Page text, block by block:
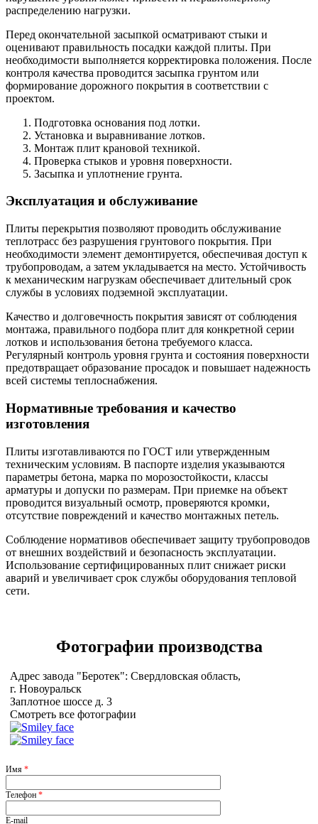
распределению нагрузки.
Перед окончательной засыпкой осматривают стыки и
оценивают правильность посадки каждой плиты. При
необходимости выполняется корректировка положения. После
контроля качества проводится засыпка грунтом или
формирование дорожного покрытия в соответствии с
проектом.
Подготовка основания под лотки.
Установка и выравнивание лотков.
Монтаж плит крановой техникой.
Проверка стыков и уровня поверхности.
Засыпка и уплотнение грунта.
Эксплуатация и обслуживание
Плиты перекрытия позволяют проводить обслуживание
теплотрасс без разрушения грунтового покрытия. При
необходимости элемент демонтируется, обеспечивая доступ к
трубопроводам, а затем укладывается на место. Устойчивость
к механическим нагрузкам обеспечивает длительный срок
службы в условиях подземной эксплуатации.
Качество и долговечность покрытия зависят от соблюдения
монтажа, правильного подбора плит для конкретной серии
лотков и использования бетона требуемого класса.
Регулярный контроль уровня грунта и состояния поверхности
предотвращает образование просадок и повышает надежность
всей системы теплоснабжения.
Нормативные требования и качество
изготовления
Плиты изготавливаются по ГОСТ или утвержденным
техническим условиям. В паспорте изделия указываются
параметры бетона, марка по морозостойкости, классы
арматуры и допуски по размерам. При приемке на объект
проводится визуальный осмотр, проверяются кромки,
отсутствие повреждений и качество монтажных петель.
Соблюдение нормативов обеспечивает защиту трубопроводов
от внешних воздействий и безопасность эксплуатации.
Использование сертифицированных плит снижает риски
аварий и увеличивает срок службы оборудования тепловой
сети.
Фотографии производства
Адрес завода "Беротек": Свердловская область,
г. Новоуральск
Заплотное шоссе д. 3
Смотреть все фотографии
Имя *
Телефон *
E-mail